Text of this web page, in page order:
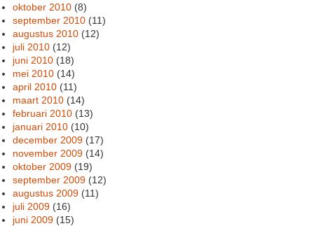
oktober 2010 (8)
september 2010 (11)
augustus 2010 (12)
juli 2010 (12)
juni 2010 (18)
mei 2010 (14)
april 2010 (11)
maart 2010 (14)
februari 2010 (13)
januari 2010 (10)
december 2009 (17)
november 2009 (14)
oktober 2009 (19)
september 2009 (12)
augustus 2009 (11)
juli 2009 (16)
juni 2009 (15)